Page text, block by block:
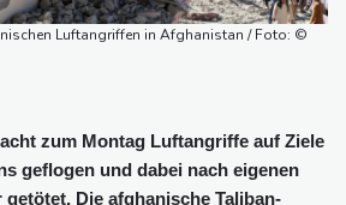
Luftangriffen in Afghanistan / Foto: ©
zum Montag Luftangriffe auf Ziele
geflogen und dabei nach eigenen
Die afghanische Taliban-